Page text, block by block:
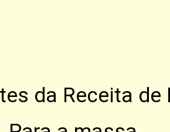
da Receita de